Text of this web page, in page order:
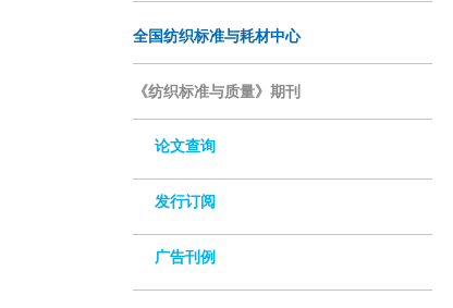
全国纺织标准与耗材中心
《纺织标准与质量》期刊
论文查询
发行订阅
广告刊例